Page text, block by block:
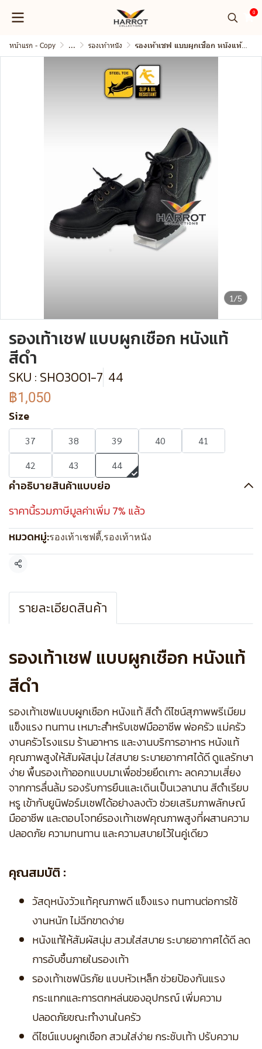
0
หน้าแรก - Copy ... รองเท้าหนัง รองเท้าเชฟ แบบผูกเชือก หนังแท้ สีดำ
1/5
รองเท้าเชฟ แบบผูกเชือก หนังแท้
สีดำ
SKU : SHO3001-7 44
฿1,050
Size
37 38 39 40
41
42
43 44
คำอธิบายสินค้าแบบย่อ
ราคานี้รวมภาษีมูลค่าเพิ่ม 7% แล้ว
หมวดหมู่:รองเท้าเชฟตี้,รองเท้าหนัง
แชร์
รายละเอียดสินค้า
รองเท้าเชฟ แบบผูกเชือก หนังแท้
สีดำ
รองเท้าเชฟแบบผูกเชือก หนังแท้ สีดำ ดีไซน์สุภาพพรีเมียม
แข็งแรง ทนทาน เหมาะสำหรับเชฟมืออาชีพ พ่อครัว แม่ครัว
งานครัวโรงแรม ร้านอาหาร และงานบริการอาหาร หนังแท้
คุณภาพสูงให้สัมผัสนุ่ม ใส่สบาย ระบายอากาศได้ดี ดูแลรักษา
ง่าย พื้นรองเท้าออกแบบมาเพื่อช่วยยึดเกาะ ลดความเสี่ยง
จากการลื่นล้ม รองรับการยืนและเดินเป็นเวลานาน สีดำเรียบ
หรู เข้ากับยูนิฟอร์มเชฟได้อย่างลงตัว ช่วยเสริมภาพลักษณ์
มืออาชีพ และตอบโจทย์รองเท้าเชฟคุณภาพสูงที่ผสานความ
ปลอดภัย ความทนทาน และความสบายไว้ในคู่เดียว
คุณสมบัติ :
วัสดุหนังวัวแท้คุณภาพดี แข็งแรง ทนทานต่อการใช้
งานหนัก ไม่ฉีกขาดง่าย
หนังแท้ให้สัมผัสนุ่ม สวมใส่สบาย ระบายอากาศได้ดี ลด
การอับชื้นภายในรองเท้า
รองเท้าเชฟนิรภัย แบบหัวเหล็ก ช่วยป้องกันแรง
กระแทกและการตกหล่นของอุปกรณ์ เพิ่มความ
ปลอดภัยขณะทำงานในครัว
ดีไซน์แบบผูกเชือก สวมใส่ง่าย กระชับเท้า ปรับความ